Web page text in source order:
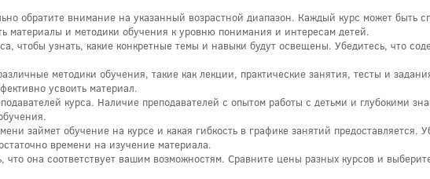
обратите внимание на указанный возрастной диапазон. Каждый курс может быть
материалы и методики обучения к уровню понимания и интересам детей.
чтобы узнать, какие конкретные темы и навыки будут освещены. Убедитесь, что
методики обучения, такие как лекции, практические занятия, тесты и
усвоить материал.
курса. Наличие преподавателей с опытом работы с детьми и глубокими
займет обучение на курсе и какая гибкость в графике занятий предоставляется.
времени на изучение материала.
что она соответствует вашим возможностям. Сравните цены разных курсов и